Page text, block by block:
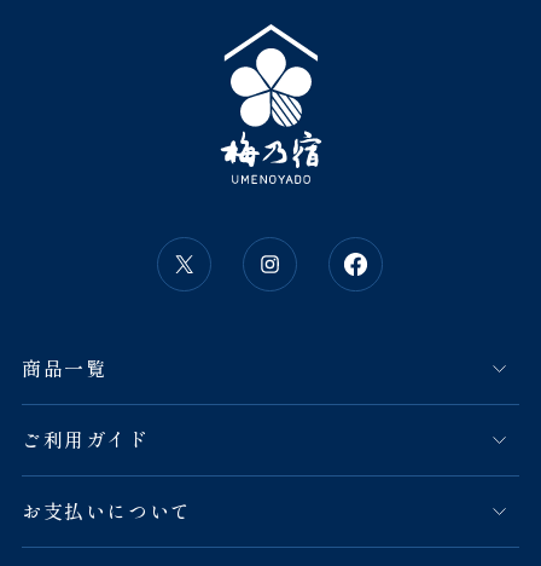
商品一覧
ご利用ガイド
お支払いについて